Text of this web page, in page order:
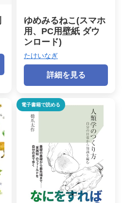
ゆめみるねこ(スマホ
用、PC用壁紙 ダウ
ンロード)
たけいなぎ
詳細を見る
電子書籍で読める